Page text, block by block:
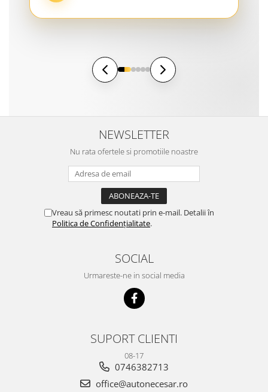
NEWSLETTER
Nu rata ofertele si promotiile noastre
Vreau să primesc noutati prin e-mail. Detalii în
Politica de Confidențialitate.
SOCIAL
Urmareste-ne in social media
SUPORT CLIENTI
08-17
0746382713
office@autonecesar.ro